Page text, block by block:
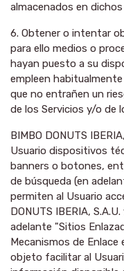
almacenados en
6. Obtener o intentar
para ello medios o
hayan puesto a su
empleen
que no entrañen un
de los Servicios y/o de
BIMBO DONUTS
Usuario dispositivos
banners o botones,
de búsqueda (en
permiten al Usuario
DONUTS IBERIA,
adelante "Sitios
Mecanismos de
objeto facilitar al